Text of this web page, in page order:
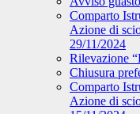
Comparto
Azione di
29/11/2024
Rilevazione
Chiusura
Comparto
Azione di